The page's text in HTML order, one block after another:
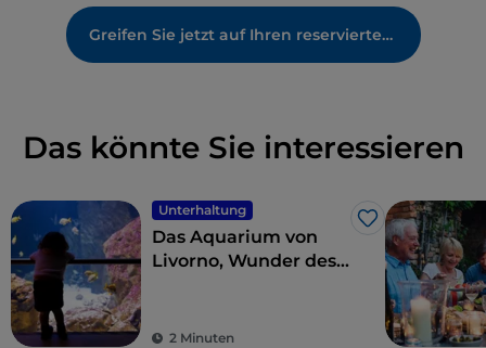
Greifen Sie jetzt auf Ihren reservierten Bereich zu
Das könnte Sie interessieren
Unterhaltung
Like
Das Aquarium von
Livorno, Wunder des
2 Minuten